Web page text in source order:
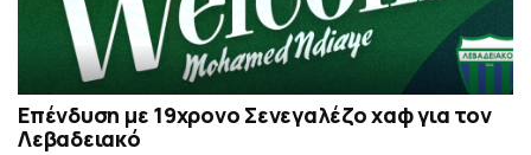
Επένδυση με 19χρονο Σενεγαλέζο χαφ για τον
Λεβαδειακό